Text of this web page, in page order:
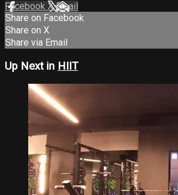
Facebook XEmail
Share on Facebook
Share on X
Share via Email
Up Next in HIIT